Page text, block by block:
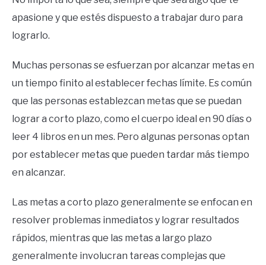
apasione y que estés dispuesto a trabajar duro para
lograrlo.
Muchas personas se esfuerzan por alcanzar metas en
un tiempo finito al establecer fechas límite. Es común
que las personas establezcan metas que se puedan
lograr a corto plazo, como el cuerpo ideal en 90 días o
leer 4 libros en un mes. Pero algunas personas optan
por establecer metas que pueden tardar más tiempo
en alcanzar.
Las metas a corto plazo generalmente se enfocan en
resolver problemas inmediatos y lograr resultados
rápidos, mientras que las metas a largo plazo
generalmente involucran tareas complejas que